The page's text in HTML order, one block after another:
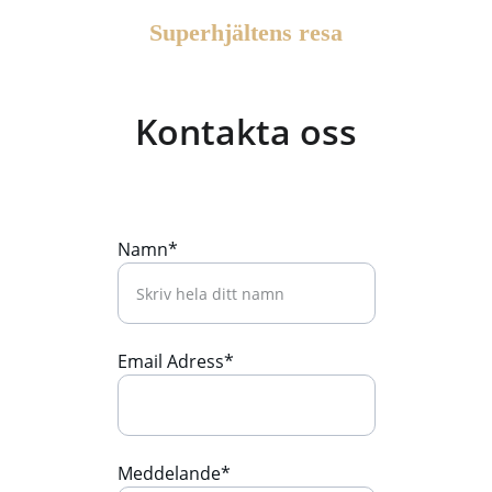
Superhjältens resa
Kontakta oss
Namn*
Email Adress*
Meddelande*